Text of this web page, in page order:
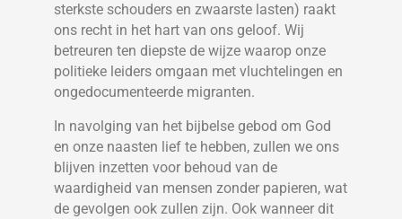
sterkste schouders en zwaarste lasten) raakt
ons recht in het hart van ons geloof. Wij
betreuren ten diepste de wijze waarop onze
politieke leiders omgaan met vluchtelingen en
ongedocumenteerde migranten.
In navolging van het bijbelse gebod om God
en onze naasten lief te hebben, zullen we ons
blijven inzetten voor behoud van de
waardigheid van mensen zonder papieren, wat
de gevolgen ook zullen zijn. Ook wanneer dit